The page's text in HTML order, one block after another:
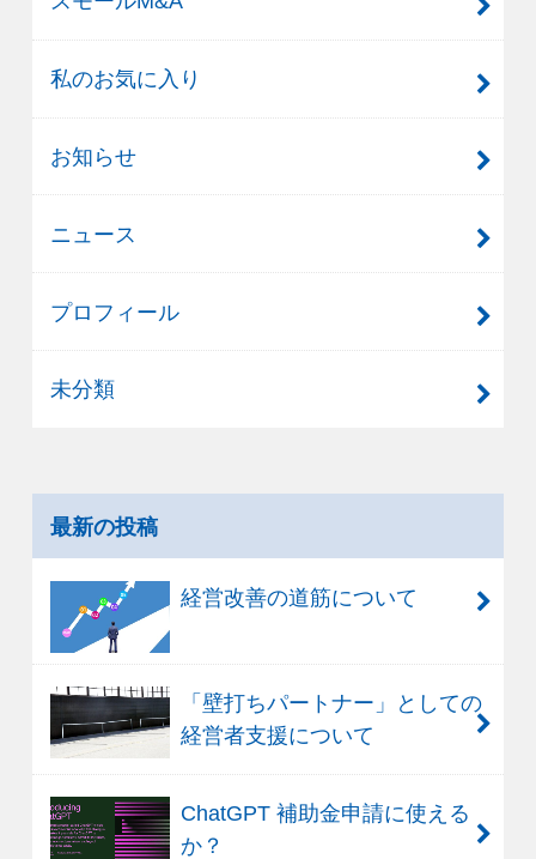
私のお気に入り
お知らせ
ニュース
プロフィール
未分類
最新の投稿
経営改善の道筋について
「壁打ちパートナー」としての
経営者支援について
ChatGPT 補助金申請に使える
か？